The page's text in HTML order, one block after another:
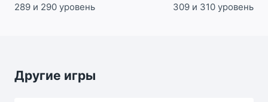
289 и 290 уровень
309 и 310 уровень
Другие игры